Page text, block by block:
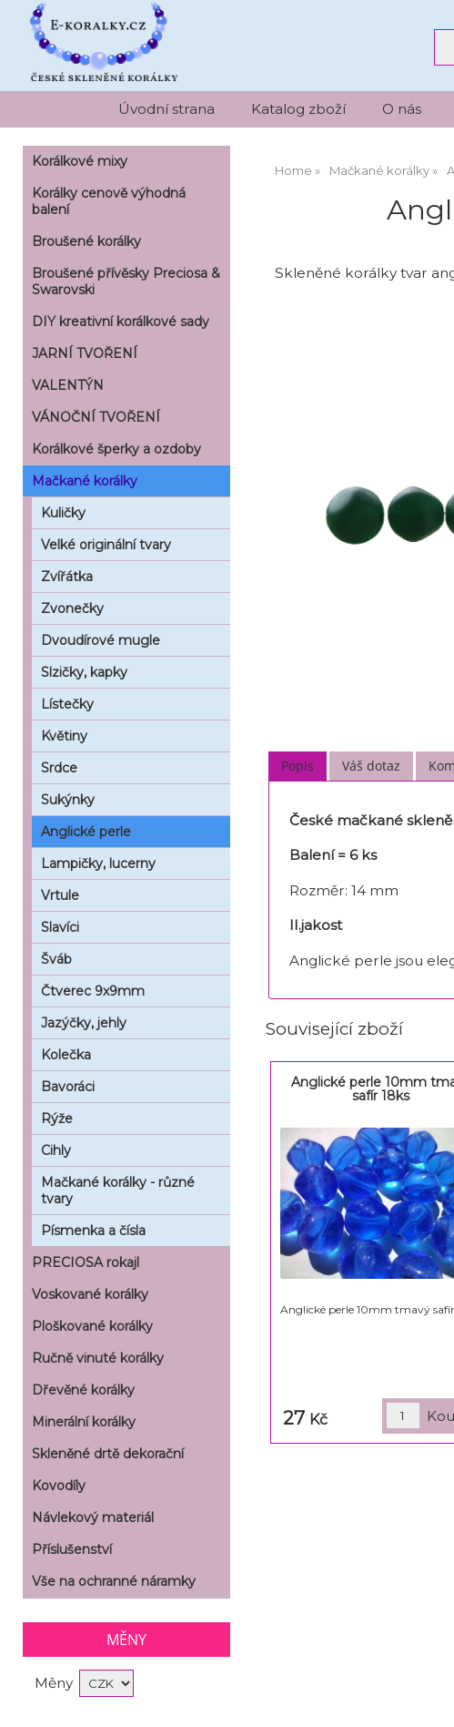
Úvodní strana Katalog zboží O nás
Home Mačkané korálky
Skleněné korálky tvar
Popis Váš dotaz
České mačkané
Balení = 6 ks
Rozměr: 14 mm
II.jakost
Anglické perle jsou
Související zboží
Anglické perle 10mm
safír 18ks
Anglické perle 10mm tmavý safír
27 Kč
Korálkové mixy
Korálky cenově výhodná
balení
Broušené korálky
Broušené přívěsky Preciosa &
Swarovski
DIY kreativní korálkové sady
JARNÍ TVOŘENÍ
VALENTÝN
VÁNOČNÍ TVOŘENÍ
Korálkové šperky a ozdoby
Mačkané korálky
Kuličky
Velké originální tvary
Zvířátka
Zvonečky
Dvoudírové mugle
Slzičky, kapky
Lístečky
Květiny
Srdce
Sukýnky
Anglické perle
Lampičky, lucerny
Vrtule
Slavíci
Šváb
Čtverec 9x9mm
Jazýčky, jehly
Kolečka
Bavoráci
Rýže
Cihly
Mačkané korálky - různé
tvary
Písmenka a čísla
PRECIOSA rokajl
Voskované korálky
Ploškované korálky
Ručně vinuté korálky
Dřevěné korálky
Minerální korálky
Skleněné drtě dekorační
Kovodíly
Návlekový materiál
Příslušenství
Vše na ochranné náramky
MĚNY
Měny